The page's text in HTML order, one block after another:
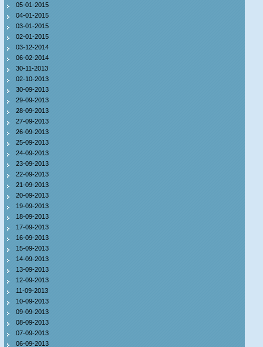
05-01-2015
04-01-2015
03-01-2015
02-01-2015
03-12-2014
06-02-2014
30-11-2013
02-10-2013
30-09-2013
29-09-2013
28-09-2013
27-09-2013
26-09-2013
25-09-2013
24-09-2013
23-09-2013
22-09-2013
21-09-2013
20-09-2013
19-09-2013
18-09-2013
17-09-2013
16-09-2013
15-09-2013
14-09-2013
13-09-2013
12-09-2013
11-09-2013
10-09-2013
09-09-2013
08-09-2013
07-09-2013
06-09-2013